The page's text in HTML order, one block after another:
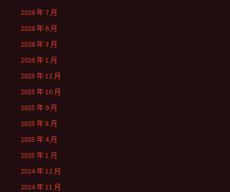
2026 年 7 月
2026 年 6 月
2026 年 3 月
2026 年 1 月
2025 年 12 月
2025 年 10 月
2025 年 9 月
2025 年 8 月
2025 年 4 月
2025 年 1 月
2024 年 12 月
2024 年 11 月